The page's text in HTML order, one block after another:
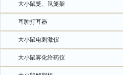
大小鼠笼、鼠笼架
耳肿打耳器
大小鼠电刺激仪
大小鼠雾化给药仪